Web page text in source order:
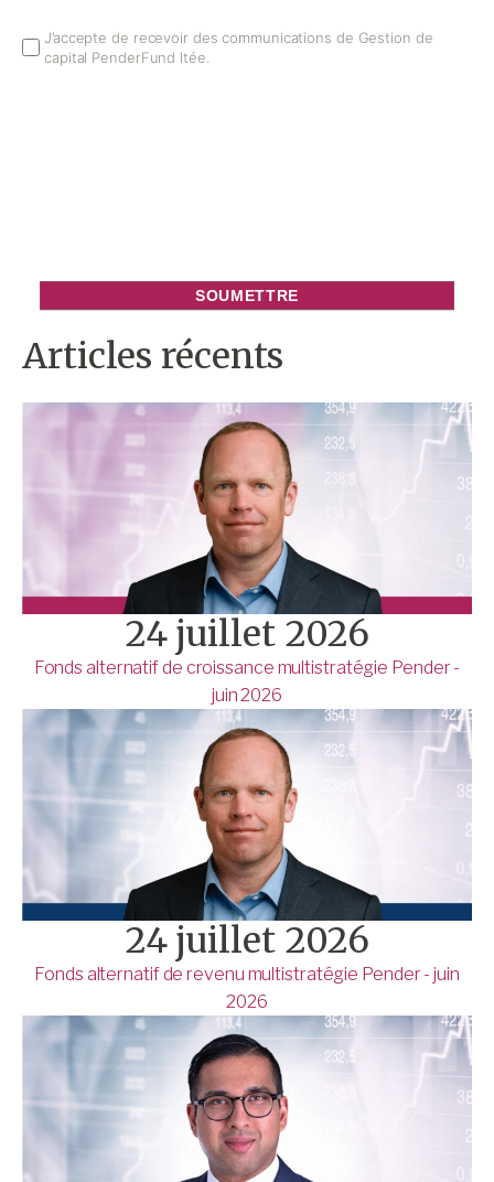
Email
Opt
J’accepte de recevoir des communications de Gestion de
capital PenderFund ltée.
Articles récents
24 juillet 2026
Fonds alternatif de croissance multistratégie Pender -
juin 2026
24 juillet 2026
Fonds alternatif de revenu multistratégie Pender - juin
2026